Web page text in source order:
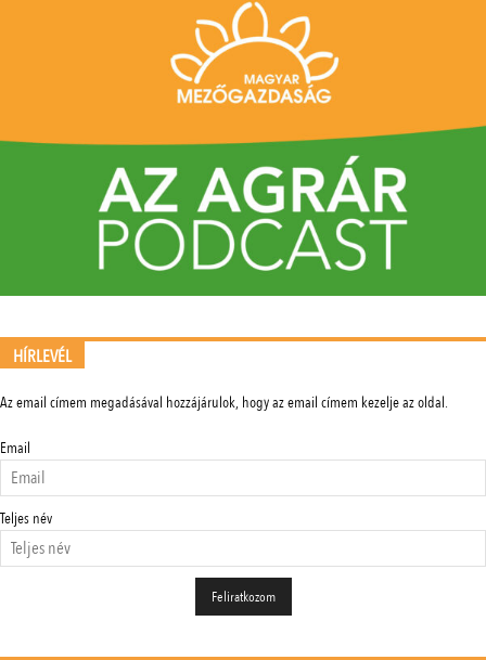
HÍRLEVÉL
Az email címem megadásával hozzájárulok, hogy az email címem kezelje az oldal.
Email
Teljes név